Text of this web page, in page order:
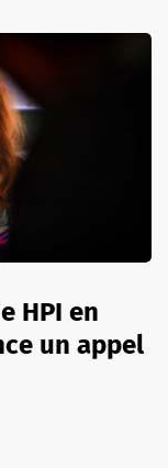
HPI en
un appel